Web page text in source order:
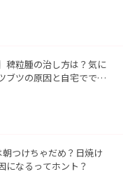
稗粒腫の治し方は？気に
ブツの原因と自宅ででき
朝つけちゃだめ？日焼け
になるってホント？